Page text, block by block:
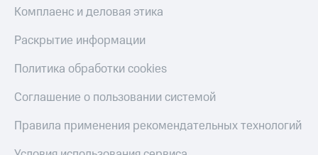
Комплаенс и деловая этика
Раскрытие информации
Политика обработки cookies
Соглашение о пользовании системой
Правила применения рекомендательных технологий